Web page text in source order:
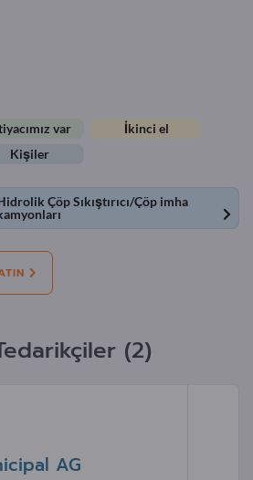
var
İkinci el
Kişiler
Çöp Sıkıştırıcı/Çöp imha
(2)
AG